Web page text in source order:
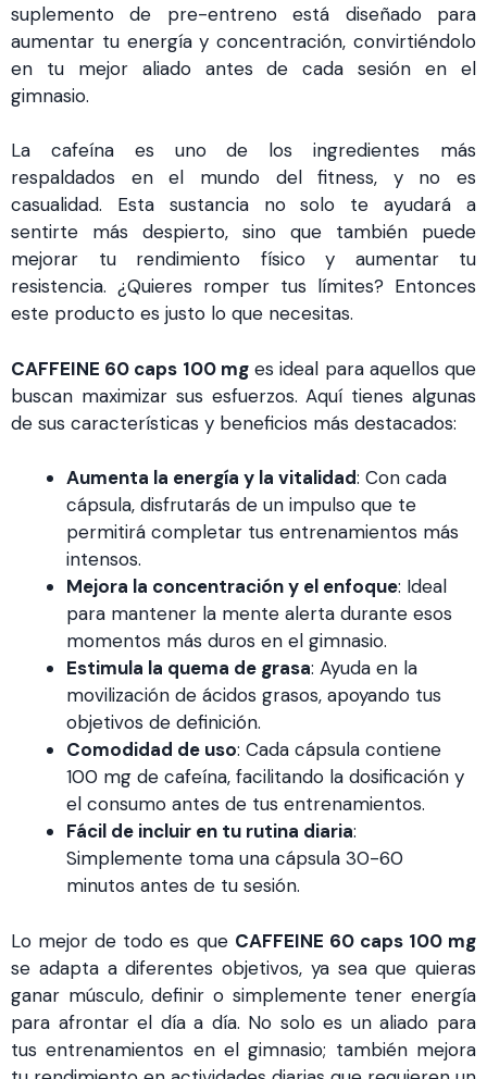
suplemento de pre-entreno está diseñado para
aumentar tu energía y concentración, convirtiéndolo
en tu mejor aliado antes de cada sesión en el
gimnasio.
La cafeína es uno de los ingredientes más
respaldados en el mundo del fitness, y no es
casualidad. Esta sustancia no solo te ayudará a
sentirte más despierto, sino que también puede
mejorar tu rendimiento físico y aumentar tu
resistencia. ¿Quieres romper tus límites? Entonces
este producto es justo lo que necesitas.
CAFFEINE 60 caps 100 mges ideal para aquellos que
buscan maximizar sus esfuerzos. Aquí tienes algunas
de sus características y beneficios más destacados:
Aumenta la energía y la vitalidad: Con cada
cápsula, disfrutarás de un impulso que te
permitirá completar tus entrenamientos más
intensos.
Mejora la concentración y el enfoque: Ideal
para mantener la mente alerta durante esos
momentos más duros en el gimnasio.
Estimula la quema de grasa: Ayuda en la
movilización de ácidos grasos, apoyando tus
objetivos de definición.
Comodidad de uso: Cada cápsula contiene
100 mg de cafeína, facilitando la dosificación y
el consumo antes de tus entrenamientos.
Fácil de incluir en tu rutina diaria:
Simplemente toma una cápsula 30-60
minutos antes de tu sesión.
Lo mejor de todo es que CAFFEINE 60 caps 100 mg
se adapta a diferentes objetivos, ya sea que quieras
ganar músculo, definir o simplemente tener energía
para afrontar el día a día. No solo es un aliado para
tus entrenamientos en el gimnasio; también mejora